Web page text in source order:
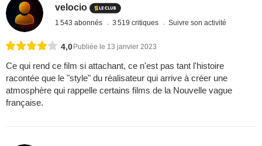
velocio
1 543 abonnés 3 519 critiques Suivre son activité
4,0Publiée le 13 janvier 2023
Ce qui rend ce film si attachant, ce n'est pas tant l'histoire
racontée que le "style" du réalisateur qui arrive à créer une
atmosphère qui rappelle certains films de la Nouvelle vague
française.